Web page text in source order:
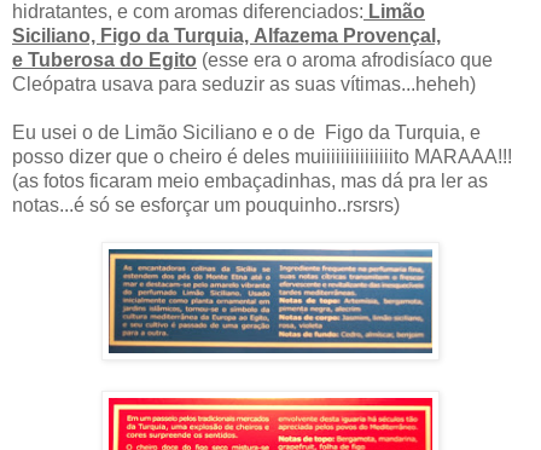
hidratantes, e com aromas diferenciados: Limão
Siciliano, Figo da Turquia, Alfazema Provençal,
e Tuberosa do Egito (esse era o aroma afrodisíaco que
Cleópatra usava para seduzir as suas vítimas...heheh)
Eu usei o de Limão Siciliano e o de Figo da Turquia, e
posso dizer que o cheiro é deles muiiiiiiiiiiiiiiito MARAAA!!!
(as fotos ficaram meio embaçadinhas, mas dá pra ler as
notas...é só se esforçar um pouquinho..rsrsrs)